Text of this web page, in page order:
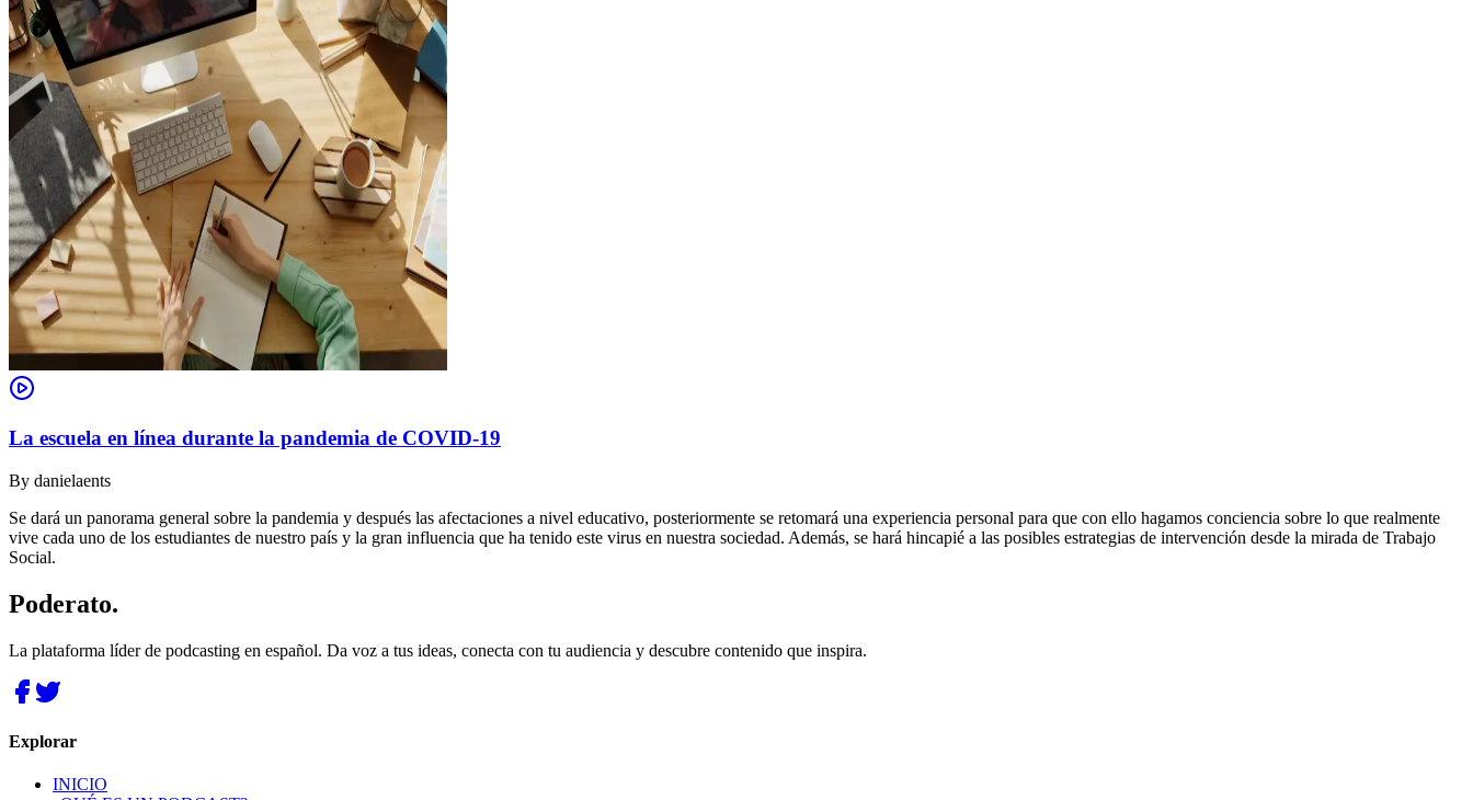
La escuela en línea durante la pandemia de COVID-19
By danielaents
Se dará un panorama general sobre la pandemia y después las afectaciones a nivel educativo, posteriormente se retomará una experiencia personal para que con ello hagamos conciencia sobre lo que realmente
vive cada uno de los estudiantes de nuestro país y la gran influencia que ha tenido este virus en nuestra sociedad. Además, se hará hincapié a las posibles estrategias de intervención desde la mirada de Trabajo
Social.
Poderato.
La plataforma líder de podcasting en español. Da voz a tus ideas, conecta con tu audiencia y descubre contenido que inspira.
Explorar
INICIO